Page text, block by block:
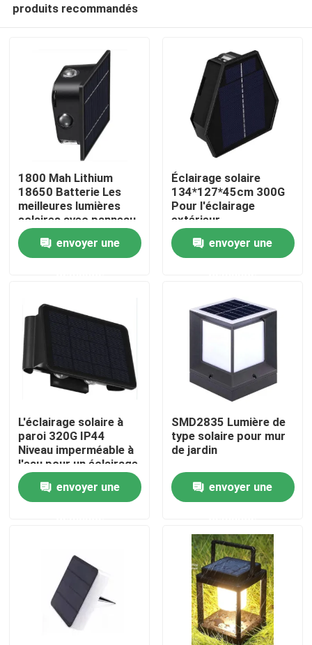
Maison
Vidéos
Exposition de VR
Au sujet de nous
Visite d'usine
Contrôle de qualité
Demandez une citation
Lumières portatives de travail de LED
produits recommandés
1800 Mah Lithium
18650 Batterie Les
meilleures lumières
solaires avec panneau
solaire au silicium
monocristallin
envoyer une
Éclairage solaire
134*127*45cm 300G
Pour l'éclairage
extérieur
envoyer une
L'éclairage solaire à
paroi 320G IP44
Niveau imperméable à
l'eau pour un éclairage
écologique
envoyer une
SMD2835 Lumière de
type solaire pour mur
de jardin
envoyer une